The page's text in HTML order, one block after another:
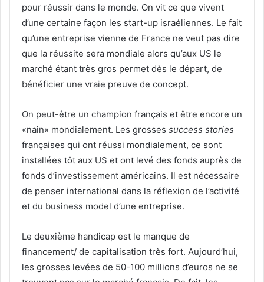
pour réussir dans le monde. On vit ce que vivent
d’une certaine façon les start-up israéliennes. Le fait
qu’une entreprise vienne de France ne veut pas dire
que la réussite sera mondiale alors qu’aux US le
marché étant très gros permet dès le départ, de
bénéficier une vraie preuve de concept.
On peut-être un champion français et être encore un
«nain» mondialement. Les grosses success stories
françaises qui ont réussi mondialement, ce sont
installées tôt aux US et ont levé des fonds auprès de
fonds d’investissement américains. Il est nécessaire
de penser international dans la réflexion de l’activité
et du business model d’une entreprise.
Le deuxième handicap est le manque de
financement/ de capitalisation très fort. Aujourd’hui,
les grosses levées de 50-100 millions d’euros ne se